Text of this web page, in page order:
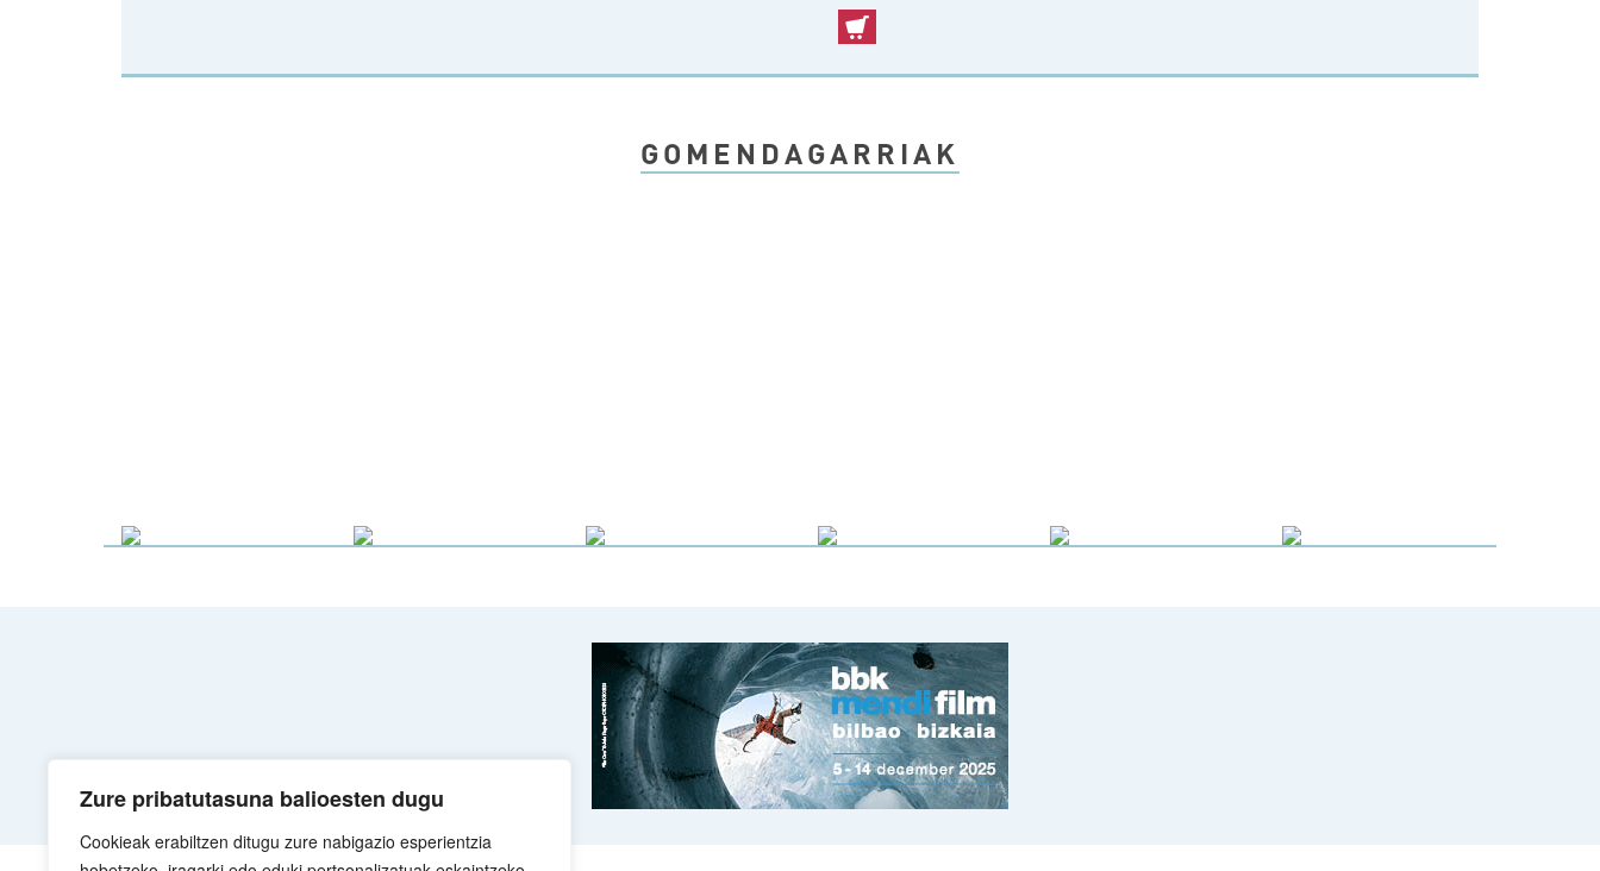
Zure pribatutasuna balioesten dugu
Cookieak erabiltzen ditugu zure nabigazio esperientzia
GOMENDAGARRIAK